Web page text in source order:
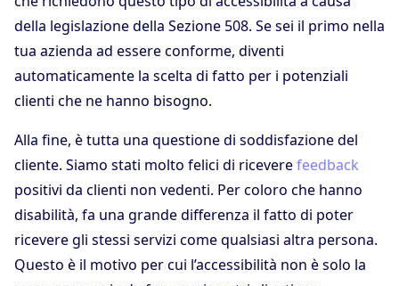
della legislazione della Sezione 508. Se sei il primo nella
tua azienda ad essere conforme, diventi
automaticamente la scelta di fatto per i potenziali
clienti che ne hanno bisogno.
Alla fine, è tutta una questione di soddisfazione del
cliente. Siamo stati molto felici di riceverefeedback
positivi da clienti non vedenti. Per coloro che hanno
disabilità, fa una grande differenza il fatto di poter
ricevere gli stessi servizi come qualsiasi altra persona.
Questo è il motivo per cui l’accessibilità non è solo la